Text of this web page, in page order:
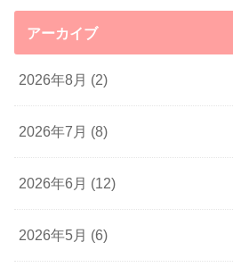
アーカイブ
2026年8月 (2)
2026年7月 (8)
2026年6月 (12)
2026年5月 (6)